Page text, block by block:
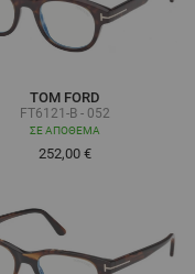
TOM FORD
FT6121-B - 052
ΣΕ ΑΠΌΘΕΜΑ
252,00 €